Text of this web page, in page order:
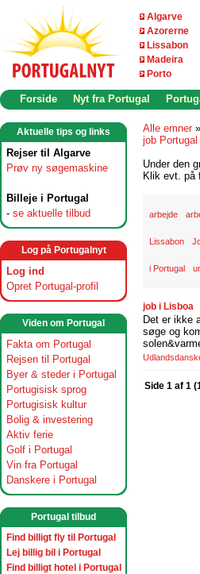
Algarve
Azorerne
Lissabon
Madeira
Porto
Forside Nyt fra Portugal
Aktuelle tips og links
Rejser til Algarve
Prøv ny søgemaskine
Billeje i Portugal
- se aktuelle tilbud
Log på Portugalnyt
Log ind
Opret Portugal-profil
Viden om Portugal
Fakta om Portugal
Rejsen til Portugal
Byer & steder i Portugal
Portugisisk sprog
Portugisisk kultur
Bolig & investering
Aktiv ferie
Golf i Portugal
Vin fra Portugal
Danskere i Portugal
Portugal tilbud
Find billigt fly til Portugal
Lej billig bil i Portugal
Find billigt hotel i Portugal
Alle emner »
job Portugal
Under den
Klik evt. på
arbejde
Lissabon
i Portugal
job i Lisboa
Det er ikke
søge og
Side 1 af 1